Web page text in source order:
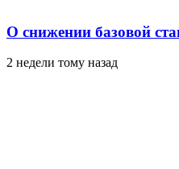
О снижении базовой
2 недели тому назад